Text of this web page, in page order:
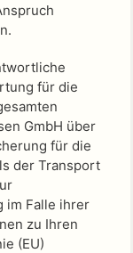
für die
GmbH über
für die
der Transport
im Falle ihrer
zu Ihren
(EU)